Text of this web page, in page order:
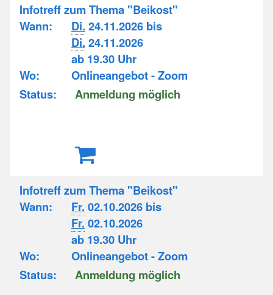
Infotreff zum Thema "Beikost"
Wann:
Di. 24.11.2026 bis
Di. 24.11.2026
ab 19.30 Uhr
Wo:
Onlineangebot - Zoom
Status:
Anmeldung möglich
Infotreff zum Thema "Beikost"
Wann:
Fr. 02.10.2026 bis
Fr. 02.10.2026
ab 19.30 Uhr
Wo:
Onlineangebot - Zoom
Status:
Anmeldung möglich